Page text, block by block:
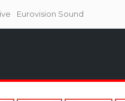
Eurovision Sound